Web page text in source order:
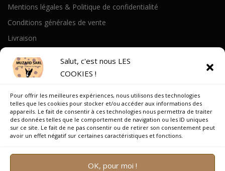
Salut, c'est nous LES
COOKIES !
Pour offrir les meilleures expériences, nous utilisons des technologies
telles que les cookies pour stocker et/ou accéder aux informations des
appareils. Le fait de consentir à ces technologies nous permettra de traiter
des données telles que le comportement de navigation ou les ID uniques
sur ce site. Le fait de ne pas consentir ou de retirer son consentement peut
avoir un effet négatif sur certaines caractéristiques et fonctions.
OK, pour moi !
Mentions légales & Politique de confidentialité
Conditions générales de vente
Livraison
Notre Histoire
On parle de nous
Recrutement